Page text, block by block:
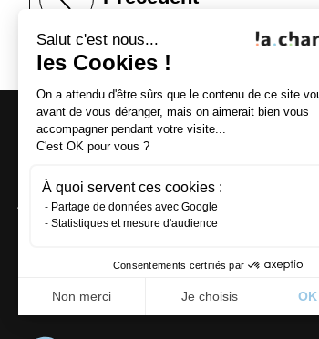
La Charte
des auteurs
jeunesse
12 passage
Turquetil
Salut c'est nous...
les Cookies !
On a attendu d'être sûrs que le contenu de ce site
avant de vous déranger, mais on aimerait bien vous
accompagner pendant votre visite...
C'est OK pour vous ?
À quoi servent ces cookies :
Partage de données avec Google
Statistiques et mesure d'audience
Consentements certifiés par
Non merci Je choisis
Plateforme de Gestion du